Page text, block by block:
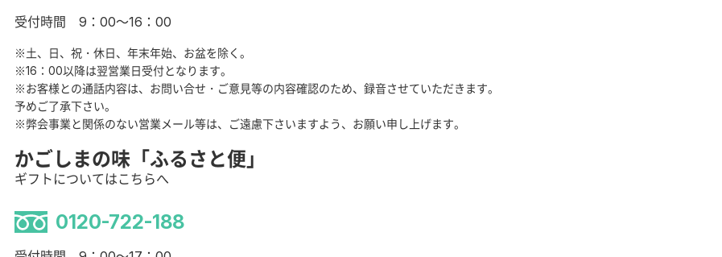
受付時間 9：00～16：00
※土、日、祝・休日、年末年始、お盆を除く。
※16：00以降は翌営業日受付となります。
※お客様との通話内容は、お問い合せ・ご意見等の内容確認のため、録音させていただきます。
予めご了承下さい。
※弊会事業と関係のない営業メール等は、ご遠慮下さいますよう、お願い申し上げます。
かごしまの味「ふるさと便」
ギフトについてはこちらへ
0120-722-188